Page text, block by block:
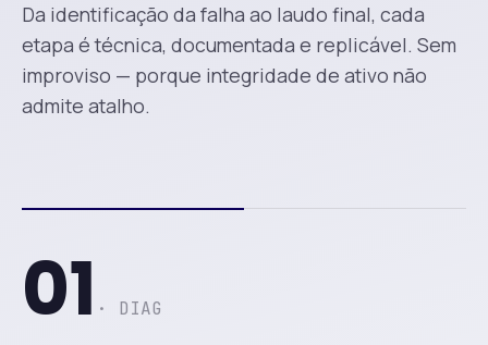
Da identificação da falha ao laudo final, cada
etapa é técnica, documentada e replicável. Sem
improviso — porque integridade de ativo não
admite atalho.
01 · DIAG